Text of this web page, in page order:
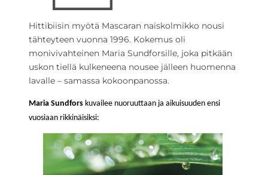
Hittibiisin myötä Mascaran naiskolmikko nousi
tähteyteen vuonna 1996. Kokemus oli
monivivahteinen Maria Sundforsille, joka pitkään
uskon tiellä kulkeneena nousee jälleen huomenna
lavalle – samassa kokoonpanossa.
Maria Sundfors kuvailee nuoruuttaan ja aikuisuuden ensi
vuosiaan rikkinäisiksi: